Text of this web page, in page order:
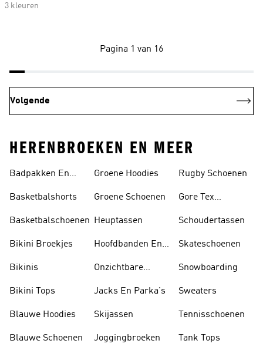
3 kleuren
Pagina 1 van 16
Volgende
HERENBROEKEN EN MEER
Badpakken En
Basketbalshorts
Basketbalschoenen
Bikini Broekjes
Bikinis
Bikini Tops
Blauwe Hoodies
Blauwe Schoenen
Groene Hoodies
Groene Schoenen
Heuptassen
Hoofdbanden En
Onzichtbare
Jacks En Parka's
Skijassen
Joggingbroeken
Rugby Schoenen
Gore Tex
Schoudertassen
Skateschoenen
Snowboarding
Sweaters
Tennisschoenen
Tank Tops